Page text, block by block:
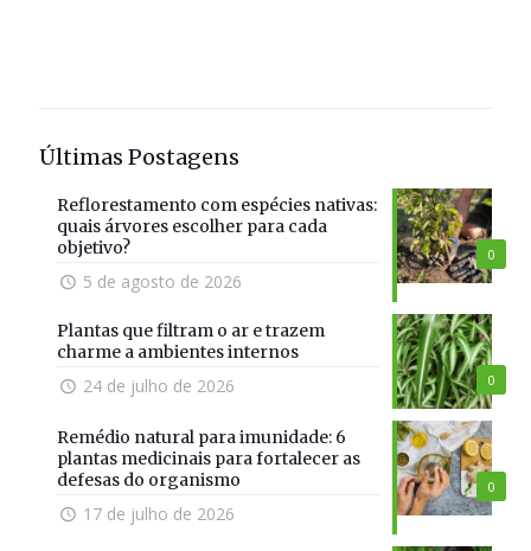
Últimas Postagens
0
Reflorestamento com espécies nativas:
quais árvores escolher para cada
objetivo?
5 de agosto de 2026
0
Plantas que filtram o ar e trazem
charme a ambientes internos
24 de julho de 2026
0
Remédio natural para imunidade: 6
plantas medicinais para fortalecer as
defesas do organismo
17 de julho de 2026